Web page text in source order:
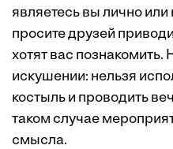
являетесь вы лично
просите друзей
хотят вас
искушении: нельзя
костыль и проводить
таком случае
смысла.